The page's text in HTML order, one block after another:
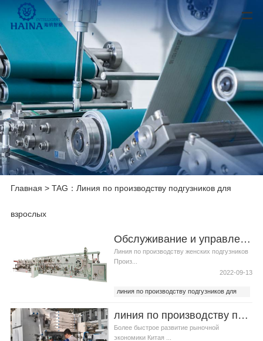
Главная > TAG：Линия по производству подгузников для
взрослых
Обслуживание и управление линия по производству женских подгузников
Линия по производству женских подгузников
Произ...
2022-09-13
линия по производству подгузников для
линия по производству женских
линия по производству подгузников для взрослых
Более быстрое развитие рыночной
экономики Китая ...